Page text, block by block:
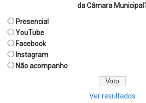
da Câmara
Presencial
YouTube
Facebook
Instagram
Não acompanho
Ver resultados